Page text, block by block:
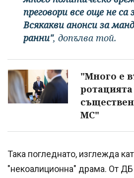
преговори все още не са
Всякакви анонси за
ранни", допълва той.
"Много е
МС"
Така погледнато, изглежда
"некоалиционна" драма. От